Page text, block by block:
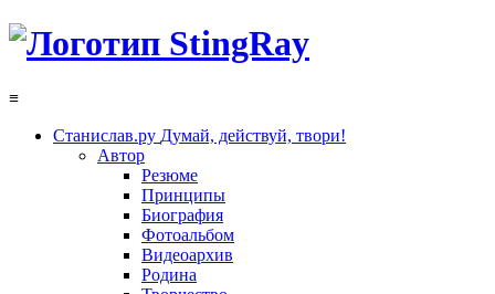
≡
Станислав.ру Думай, действуй, твори!
Автор
Резюме
Принципы
Биография
Фотоальбом
Видеоархив
Родина